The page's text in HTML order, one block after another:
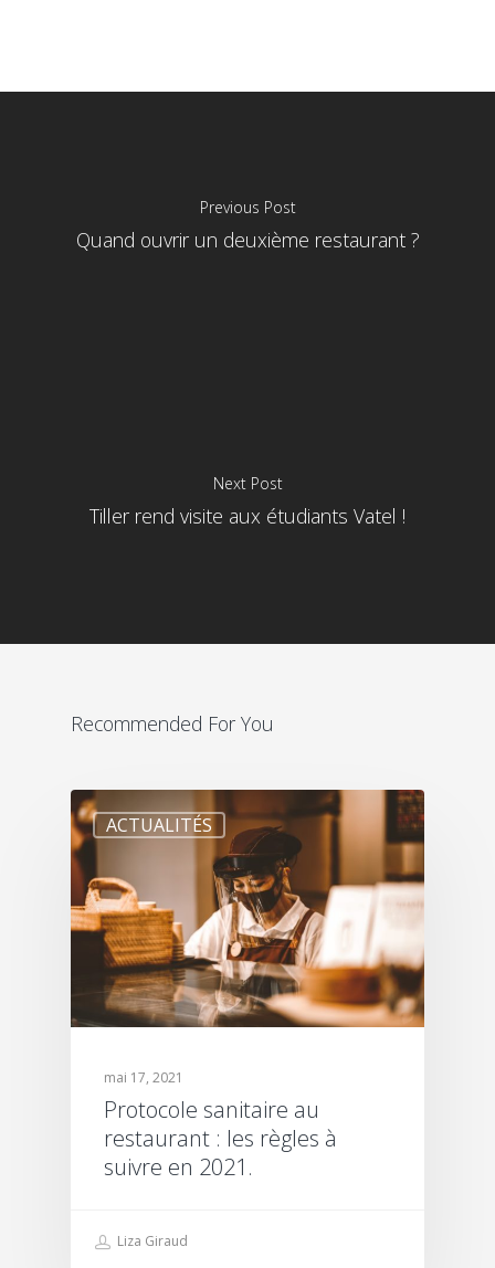
Previous Post
Quand ouvrir un deuxième restaurant ?
Next Post
Tiller rend visite aux étudiants Vatel !
Recommended For You
ACTUALITÉS
mai 17, 2021
Protocole sanitaire au
restaurant : les règles à
suivre en 2021.
Liza Giraud